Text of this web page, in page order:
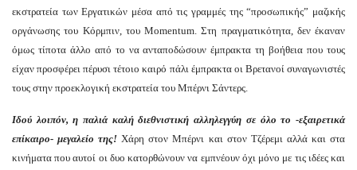
εκστρατεία των Εργατικών μέσα από τις γραμμές της “προσωπικής” μαζικής
οργάνωσης του Κόρμπιν, του Momentum. Στη πραγματικότητα, δεν έκαναν
όμως τίποτα άλλο από το να ανταποδώσουν έμπρακτα τη βοήθεια που τους
είχαν προσφέρει πέρυσι τέτοιο καιρό πάλι έμπρακτα οι Βρετανοί συναγωνιστές
τους στην προεκλογική εκστρατεία του Μπέρνι Σάντερς.
Ιδού λοιπόν, η παλιά καλή διεθνιστική αλληλεγγύη σε όλο το -εξαιρετικά
επίκαιρο- μεγαλείο της! Χάρη στον Μπέρνι και στον Τζέρεμι αλλά και στα
κινήματα που αυτοί οι δυο κατορθώνουν να εμπνέουν όχι μόνο με τις ιδέες και